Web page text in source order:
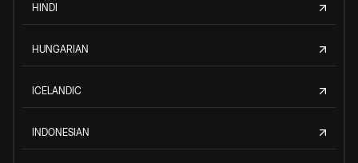
HINDI
HUNGARIAN
ICELANDIC
INDONESIAN